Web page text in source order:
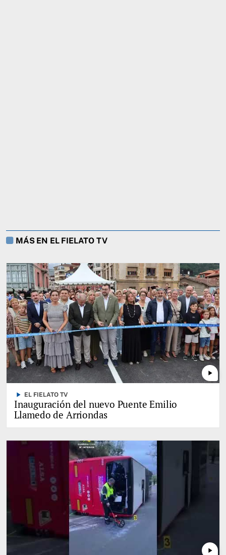
MÁS EN EL FIELATO TV
play_arrow
play_arrow EL FIELATO TV
Inauguración del nuevo Puente Emilio
Llamedo de Arriondas
play_arrow